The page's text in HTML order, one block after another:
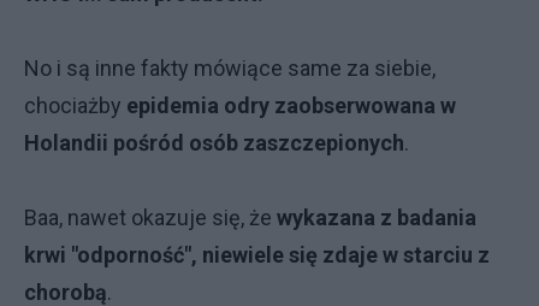
No i są inne fakty mówiące same za siebie,
chociażby epidemia odry zaobserwowana w
Holandii pośród osób zaszczepionych.
Baa, nawet okazuje się, że wykazana z badania
krwi "odporność", niewiele się zdaje w starciu z
chorobą.